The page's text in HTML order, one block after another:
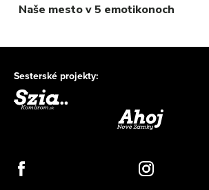
Naše mesto v 5 emotikonoch
Sesterské projekty: